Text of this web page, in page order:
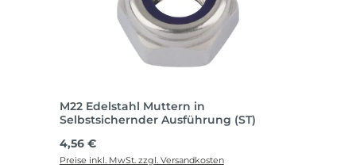
M22 Edelstahl Muttern in
Selbstsichernder Ausführung (ST)
Regulärer Preis:
4,56 €
Preise inkl. MwSt. zzgl. Versandkosten